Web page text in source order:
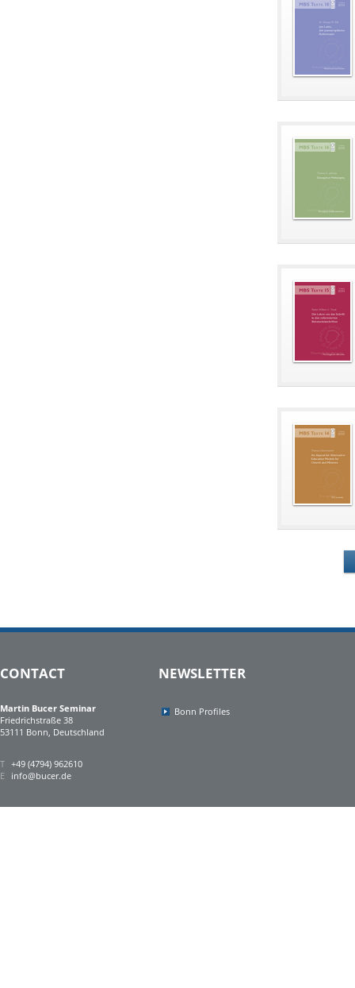
CONTACT
Martin Bucer Seminar
Friedrichstraße 38
53111 Bonn, Deutschland
T +49 (4794) 962610
E info@bucer.de
NEWSLETTER
Bonn Profiles